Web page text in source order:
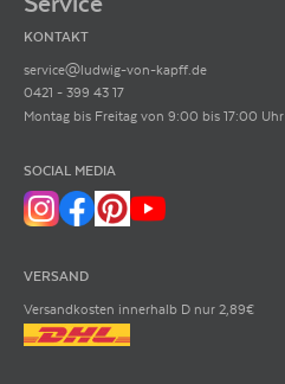
KONTAKT
service@ludwig-von-kapff.de
0421 - 399 43 17
Montag bis Freitag von 9:00 bis 17:00 Uhr
SOCIAL MEDIA
VERSAND
Versandkosten innerhalb D nur 2,89€